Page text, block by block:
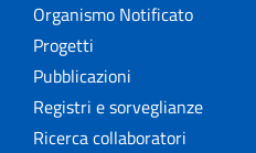
Organismo Notificato
Progetti
Pubblicazioni
Registri e sorveglianze
Ricerca collaboratori